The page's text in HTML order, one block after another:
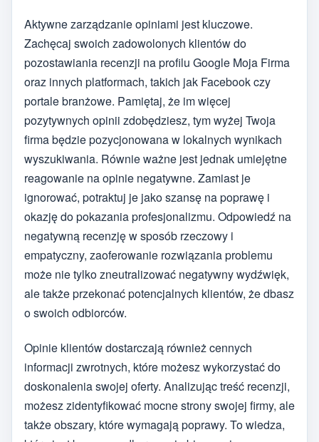
Aktywne zarządzanie opiniami jest kluczowe.
Zachęcaj swoich zadowolonych klientów do
pozostawiania recenzji na profilu Google Moja Firma
oraz innych platformach, takich jak Facebook czy
portale branżowe. Pamiętaj, że im więcej
pozytywnych opinii zdobędziesz, tym wyżej Twoja
firma będzie pozycjonowana w lokalnych wynikach
wyszukiwania. Równie ważne jest jednak umiejętne
reagowanie na opinie negatywne. Zamiast je
ignorować, potraktuj je jako szansę na poprawę i
okazję do pokazania profesjonalizmu. Odpowiedź na
negatywną recenzję w sposób rzeczowy i
empatyczny, zaoferowanie rozwiązania problemu
może nie tylko zneutralizować negatywny wydźwięk,
ale także przekonać potencjalnych klientów, że dbasz
o swoich odbiorców.
Opinie klientów dostarczają również cennych
informacji zwrotnych, które możesz wykorzystać do
doskonalenia swojej oferty. Analizując treść recenzji,
możesz zidentyfikować mocne strony swojej firmy, ale
także obszary, które wymagają poprawy. To wiedza,